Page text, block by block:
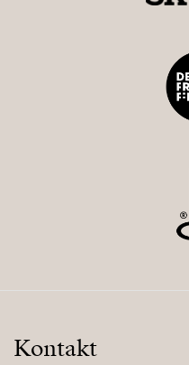
Kontakt